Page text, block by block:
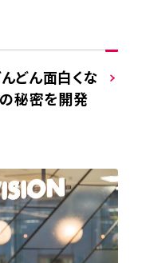
どん面白くな
秘密を開発